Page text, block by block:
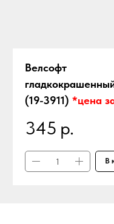
Велсофт
(19-3911) *цена
345 р.
В